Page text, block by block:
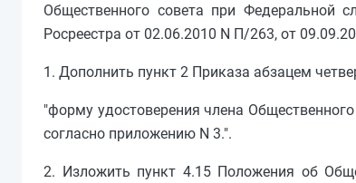
Общественного совета при Федеральной
Росреестра от 02.06.2010 N П/263, от
1. Дополнить пункт 2 Приказа абзацем
"форму удостоверения члена
согласно приложению N 3.".
2. Изложить пункт 4.15 Положения об